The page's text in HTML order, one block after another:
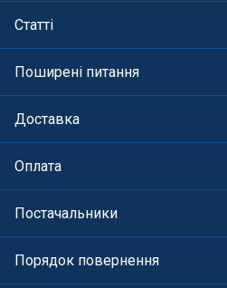
Корисні дрібнички
Розпродаж
Статті
Поширені питання
Доставка
Оплата
Постачальники
Порядок повернення